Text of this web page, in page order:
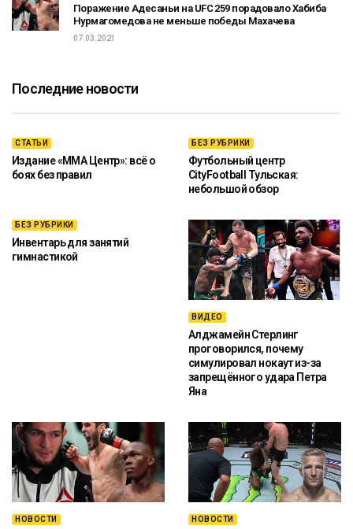
Поражение Адесаньи на UFC 259 порадовало Хабиба
Нурмагомедова не меньше победы Махачева
07.03.2021
Последние новости
СТАТЬИ
Издание «ММА Центр»: всё о
боях без правил
БЕЗ РУБРИКИ
Футбольный центр
CityFootball Тульская:
небольшой обзор
БЕЗ РУБРИКИ
Инвентарь для занятий
гимнастикой
ВИДЕО
Алджамейн Стерлинг
проговорился, почему
симулировал нокаут из-за
запрещённого удара Петра
Яна
НОВОСТИ НОВОСТИ